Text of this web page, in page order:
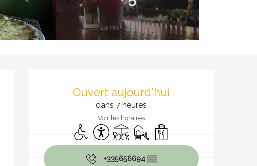
Ouverture et coordonnées
Ouvert aujourd'hui
dans 7 heures
Voir les horaires
Accès handicapés
Accessibilité
TerrasseJeux pour enfants / Espace jeux
Vente à emporter
+335656694 ▒▒